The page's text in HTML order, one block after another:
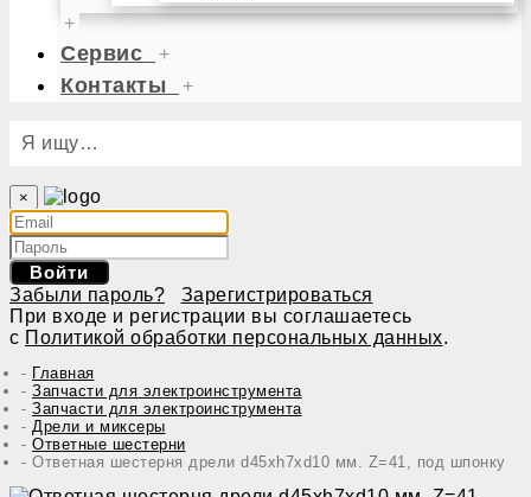
+
Сервис +
Контакты +
Я ищу…
×
Войти
Забыли пароль?
Зарегистрироваться
При входе и регистрации вы соглашаетесь
с Политикой обработки персональных данных.
Главная
Запчасти для электроинструмента
Запчасти для электроинструмента
Дрели и миксеры
Ответные шестерни
Ответная шестерня дрели d45хh7хd10 мм. Z=41, под шпонку